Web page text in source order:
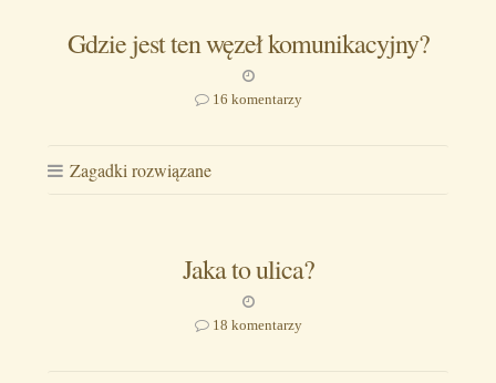
Gdzie jest ten węzeł komunikacyjny?
16 komentarzy
Zagadki rozwiązane
Jaka to ulica?
18 komentarzy